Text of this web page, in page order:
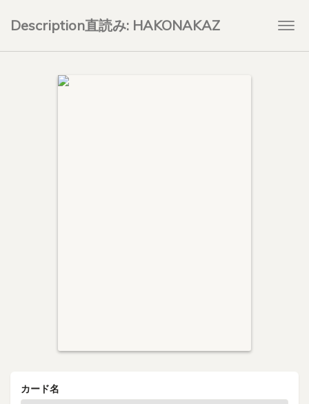
Description直読み: HAKONAKAZ
カード名